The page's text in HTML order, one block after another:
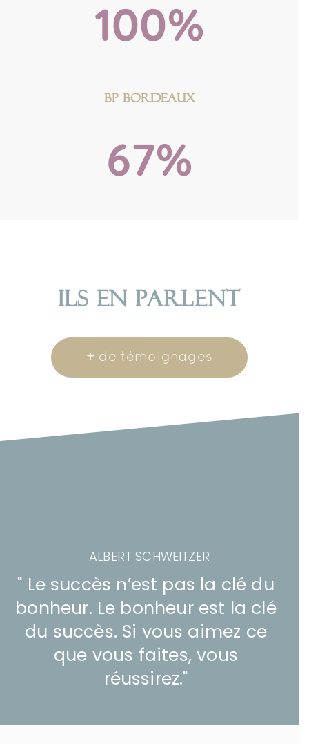
100%
BP BORDEAUX
67%
ILS EN PARLENT
+ de témoignages
ALBERT SCHWEITZER
" Le succès n’est pas la clé du
bonheur. Le bonheur est la clé
du succès. Si vous aimez ce
que vous faites, vous
réussirez."